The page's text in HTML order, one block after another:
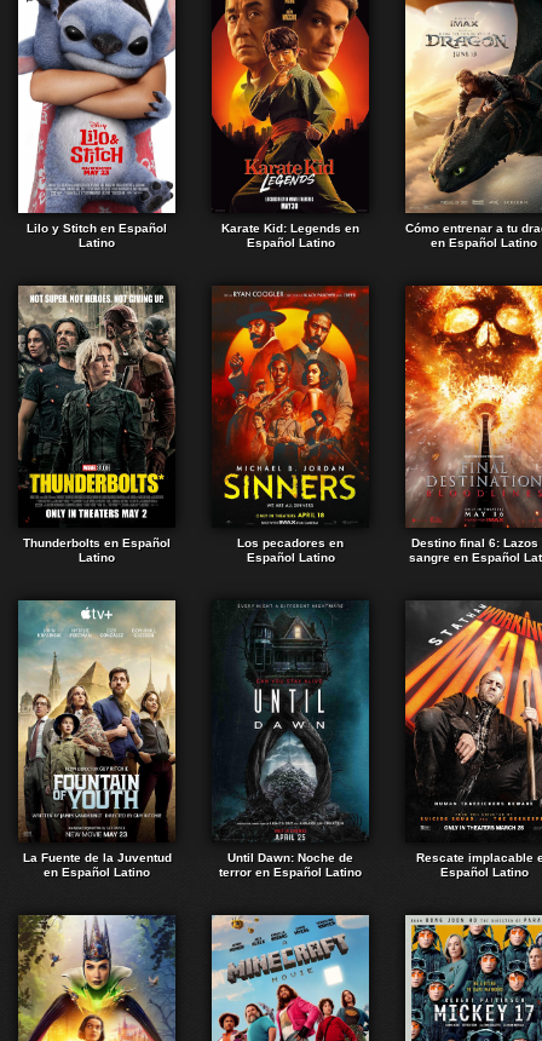
Lilo y Stitch en Español
Latino
Karate Kid: Legends en
Español Latino
Cómo entrenar a tu
en Español Latino
Thunderbolts en Español
Latino
Los pecadores en
Español Latino
Destino final 6: Lazos
sangre en Español
La Fuente de la Juventud
en Español Latino
Until Dawn: Noche de
terror en Español Latino
Rescate implacable
Español Latino